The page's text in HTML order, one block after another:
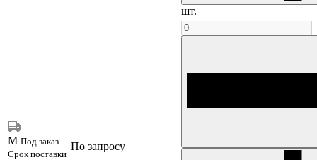
шт.
M Под заказ.
Срок поставки
По запросу